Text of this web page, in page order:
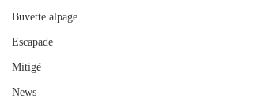
Buvette alpage
Escapade
Mitigé
News